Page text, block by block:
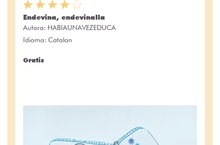
Endevina, endevinalla
Autora: HABIAUNAVEZEDUCA
Idioma: Catalan
Gratis